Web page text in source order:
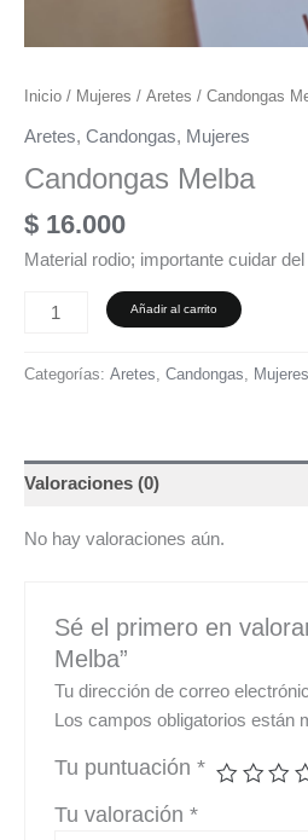
Inicio / Mujeres / Aretes / Candongas
Aretes, Candongas, Mujeres
Candongas Melba
$ 16.000
Material rodio; importante cuidar
Añadir al carrito
Categorías: Aretes, Candongas, Mujeres
Valoraciones (0)
No hay valoraciones aún.
Sé el primero en
Melba”
Tu dirección de correo
Los campos obligatorios están
Tu puntuación*
Tu valoración*